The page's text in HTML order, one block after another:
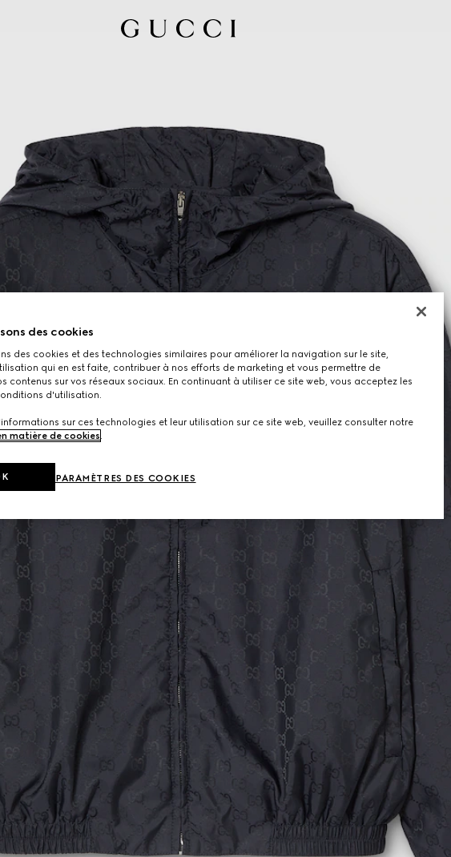
des cookies
des cookies et des technologies similaires pour améliorer la navigation sur le site,
qui en est faite, contribuer à nos efforts de marketing et vous permettre de
contenus sur vos réseaux sociaux. En continuant à utiliser ce site web, vous acceptez les
d'utilisation.
sur ces technologies et leur utilisation sur ce site web, veuillez consulter notre
matière de cookies.
PARAMÈTRES DES COOKIES